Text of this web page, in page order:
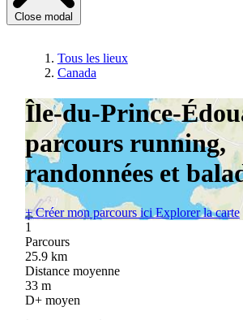
Close modal
Tous les lieux
Canada
Île-du-Prince-
parcours running,
randonnées et
+Créer mon parcours iciExplorer la carte
1
Parcours
25.9 km
Distance moyenne
33 m
D+ moyen